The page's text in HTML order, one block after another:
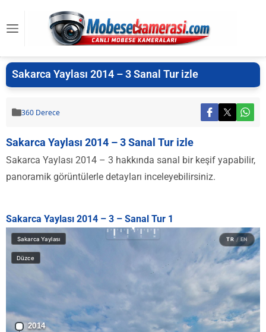
Sakarca Yaylası 2014 – 3 Sanal Tur izle
360 Derece
Sakarca Yaylası 2014 – 3 Sanal Tur izle
Sakarca Yaylası 2014 – 3 hakkında sanal bir keşif yapabilir,
panoramik görüntülerle detayları inceleyebilirsiniz.
Sakarca Yaylası 2014 – 3 – Sanal Tur 1